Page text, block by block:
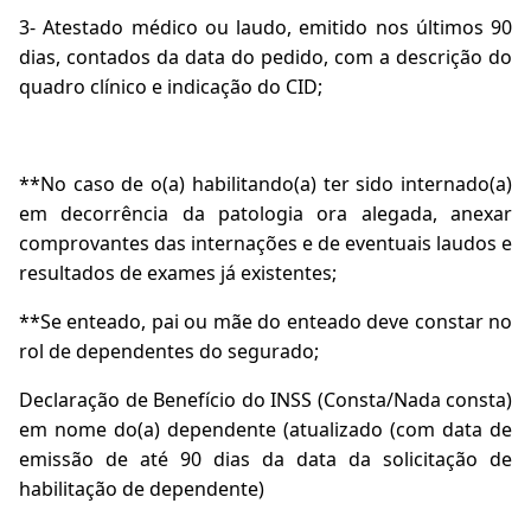
3- Atestado médico ou laudo, emitido nos últimos 90
dias, contados da data do pedido, com a descrição do
quadro clínico e indicação do CID;
**No caso de o(a) habilitando(a) ter sido internado(a)
em decorrência da patologia ora alegada, anexar
comprovantes das internações e de eventuais laudos e
resultados de exames já existentes;
**Se enteado, pai ou mãe do enteado deve constar no
rol de dependentes do segurado;
Declaração de Benefício do INSS (Consta/Nada consta)
em nome do(a) dependente (atualizado (com data de
emissão de até 90 dias da data da solicitação de
habilitação de dependente)